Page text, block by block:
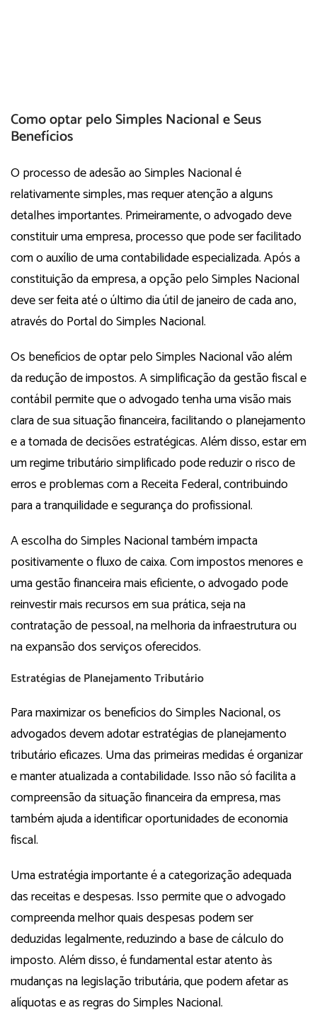
Como optar pelo Simples Nacional e Seus
Benefícios
O processo de adesão ao Simples Nacional é
relativamente simples, mas requer atenção a alguns
detalhes importantes. Primeiramente, o advogado deve
constituir uma empresa, processo que pode ser facilitado
com o auxílio de uma contabilidade especializada. Após a
constituição da empresa, a opção pelo Simples Nacional
deve ser feita até o último dia útil de janeiro de cada ano,
através do Portal do Simples Nacional.
Os benefícios de optar pelo Simples Nacional vão além
da redução de impostos. A simplificação da gestão fiscal e
contábil permite que o advogado tenha uma visão mais
clara de sua situação financeira, facilitando o planejamento
e a tomada de decisões estratégicas. Além disso, estar em
um regime tributário simplificado pode reduzir o risco de
erros e problemas com a Receita Federal, contribuindo
para a tranquilidade e segurança do profissional.
A escolha do Simples Nacional também impacta
positivamente o fluxo de caixa. Com impostos menores e
uma gestão financeira mais eficiente, o advogado pode
reinvestir mais recursos em sua prática, seja na
contratação de pessoal, na melhoria da infraestrutura ou
na expansão dos serviços oferecidos.
Estratégias de Planejamento Tributário
Para maximizar os benefícios do Simples Nacional, os
advogados devem adotar estratégias de planejamento
tributário eficazes. Uma das primeiras medidas é organizar
e manter atualizada a contabilidade. Isso não só facilita a
compreensão da situação financeira da empresa, mas
também ajuda a identificar oportunidades de economia
fiscal.
Uma estratégia importante é a categorização adequada
das receitas e despesas. Isso permite que o advogado
compreenda melhor quais despesas podem ser
deduzidas legalmente, reduzindo a base de cálculo do
imposto. Além disso, é fundamental estar atento às
mudanças na legislação tributária, que podem afetar as
alíquotas e as regras do Simples Nacional.